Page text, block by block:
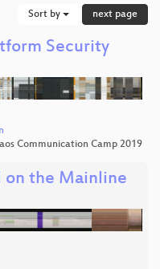
Sort by next page
Security
Communication Camp 2019
on the Mainline